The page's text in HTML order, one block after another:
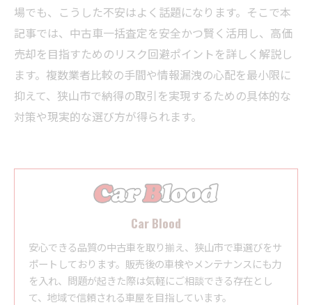
場でも、こうした不安はよく話題になります。そこで本
記事では、中古車一括査定を安全かつ賢く活用し、高価
売却を目指すためのリスク回避ポイントを詳しく解説し
ます。複数業者比較の手間や情報漏洩の心配を最小限に
抑えて、狭山市で納得の取引を実現するための具体的な
対策や現実的な選び方が得られます。
Car Blood
安心できる品質の中古車を取り揃え、狭山市で車選びをサ
ポートしております。販売後の車検やメンテナンスにも力
を入れ、問題が起きた際は気軽にご相談できる存在とし
て、地域で信頼される車屋を目指しています。